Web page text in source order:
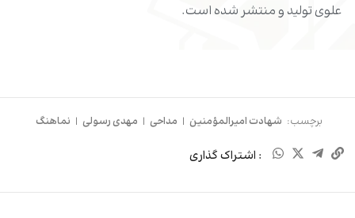
علوی تولید و منتشر شده است.
برچسب: شهادت امیرالمؤمنین | مداحی | مهدی رسولی | نماهنگ
: اشتراک گذاری